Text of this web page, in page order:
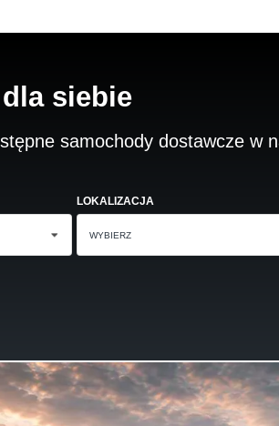
dla siebie
samochody dostawcze w
LOKALIZACJA
WYBIERZ